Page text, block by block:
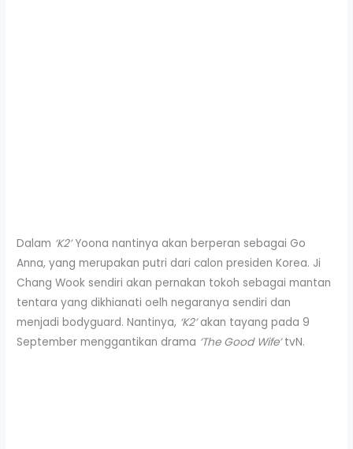
Dalam ‘K2’Yoona nantinya akan berperan sebagai Go
Anna, yang merupakan putri dari calon presiden Korea. Ji
Chang Wook sendiri akan pernakan tokoh sebagai mantan
tentara yang dikhianati oelh negaranya sendiri dan
menjadi bodyguard. Nantinya, ‘K2’akan tayang pada 9
September menggantikan drama ‘The Good Wife’tvN.